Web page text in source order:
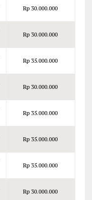
Rp 30.000.000
Rp 30.000.000
Rp 35.000.000
Rp 30.000.000
Rp 35.000.000
Rp 35.000.000
Rp 35.000.000
Rp 30.000.000